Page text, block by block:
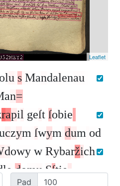
Leaflet
olu s Mandalenau
an=
rapil geſt ſobie
czym ſwym dum od
dowy w Rybaržich
le domu Sſtie-
Pad